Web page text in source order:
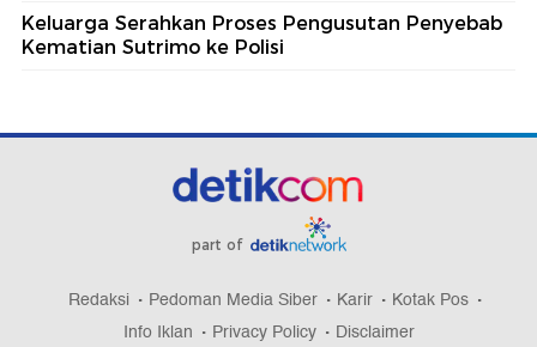
Keluarga Serahkan Proses Pengusutan Penyebab
Kematian Sutrimo ke Polisi
part of
Redaksi Pedoman Media Siber Karir
Kotak Pos
Info Iklan
Privacy Policy Disclaimer